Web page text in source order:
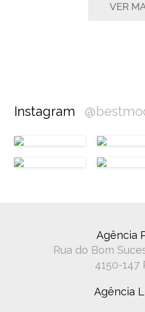
VER
Instagram
Agência
Rua do Bom
4150-147
Agência